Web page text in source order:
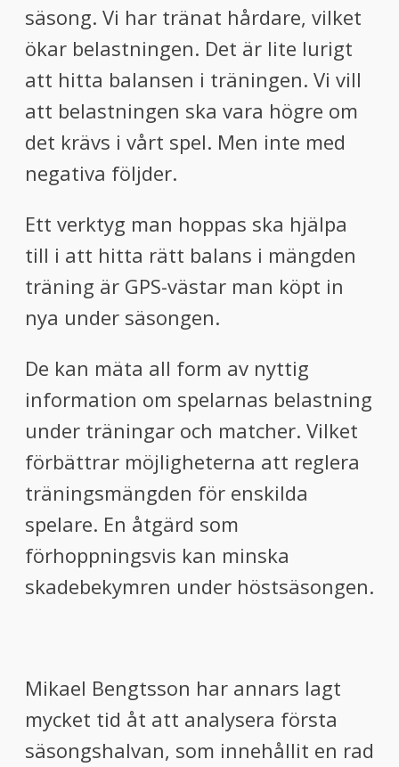
säsong. Vi har tränat hårdare, vilket
ökar belastningen. Det är lite lurigt
att hitta balansen i träningen. Vi vill
att belastningen ska vara högre om
det krävs i vårt spel. Men inte med
negativa följder.
Ett verktyg man hoppas ska hjälpa
till i att hitta rätt balans i mängden
träning är GPS-västar man köpt in
nya under säsongen.
De kan mäta all form av nyttig
information om spelarnas belastning
under träningar och matcher. Vilket
förbättrar möjligheterna att reglera
träningsmängden för enskilda
spelare. En åtgärd som
förhoppningsvis kan minska
skadebekymren under höstsäsongen.
Mikael Bengtsson har annars lagt
mycket tid åt att analysera första
säsongshalvan, som innehållit en rad